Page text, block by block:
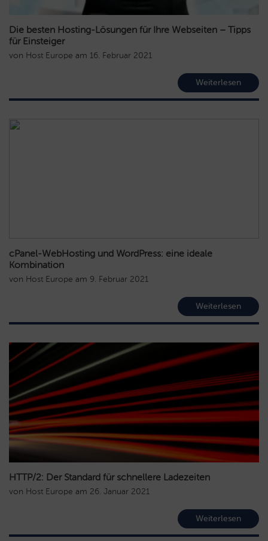
Die besten Hosting-Lösungen für Ihre Webseiten – Tipps
für Einsteiger
von Host Europe am 16. Februar 2021
Weiterlesen
cPanel-WebHosting und WordPress: eine ideale
Kombination
von Host Europe am 9. Februar 2021
Weiterlesen
HTTP/2: Der Standard für schnellere Ladezeiten
von Host Europe am 26. Januar 2021
Weiterlesen